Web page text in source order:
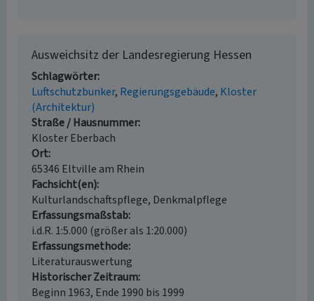
Ausweichsitz der Landesregierung Hessen
Schlagwörter
Luftschutzbunker Regierungsgebäude Kloster
(Architektur)
Straße / Hausnummer
Kloster Eberbach
Ort
65346 Eltville am Rhein
Fachsicht(en)
Kulturlandschaftspflege, Denkmalpflege
Erfassungsmaßstab
i.d.R. 1:5.000 (größer als 1:20.000)
Erfassungsmethode
Literaturauswertung
Historischer Zeitraum
Beginn 1963, Ende 1990 bis 1999